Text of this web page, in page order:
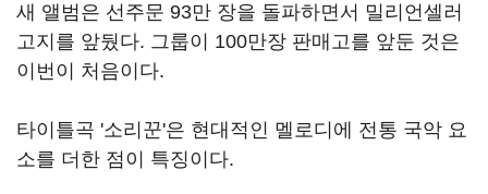
새 앨범은 선주문 93만 장을 돌파하면서 밀리언셀러
고지를 앞뒀다. 그룹이 100만장 판매고를 앞둔 것은
이번이 처음이다.
타이틀곡 '소리꾼'은 현대적인 멜로디에 전통 국악 요
소를 더한 점이 특징이다.